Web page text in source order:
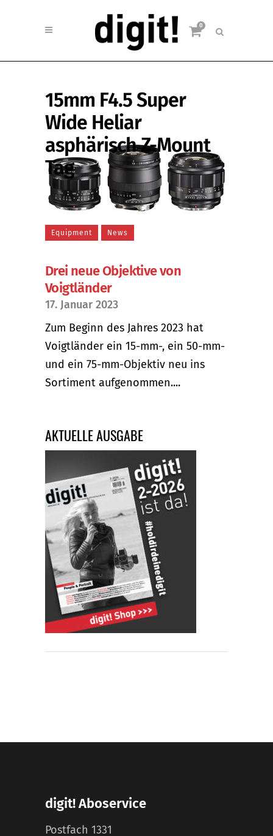
0
15mm F4.5 Super
Wide Heliar
asphärisch Z-Mount
Tag
Equipment News
Drei neue Objektive von
Voigtländer
17. Januar 2023
Zum Beginn des Jahres 2023 hat
Voigtländer ein 15-mm-, ein 50-mm-
und ein 75-mm-Objektiv neu ins
Sortiment aufgenommen....
AKTUELLE AUSGABE
digit! Aboservice
Postfach 1331